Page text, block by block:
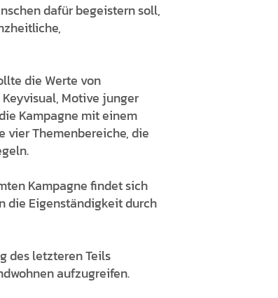
dafür begeistern soll,
die Werte von
Keyvisual, Motive junger
Kampagne mit einem
vier Themenbereiche, die
Kampagne findet sich
die Eigenständigkeit durch
des letzteren Teils
aufzugreifen.